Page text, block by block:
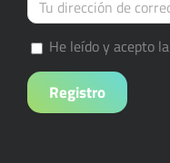
He leído y acepto la